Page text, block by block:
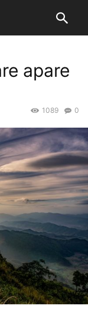
apare
0
1089